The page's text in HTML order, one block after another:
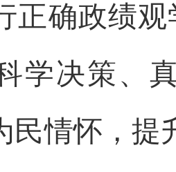
正确政绩
学决策、
民情怀，提